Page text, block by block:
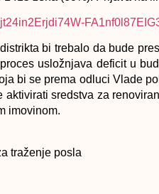
bi trebalo da bude
usložnjava deficit u
bi se prema odluci Vlade
sredstva za
imovinom.
traženje posla